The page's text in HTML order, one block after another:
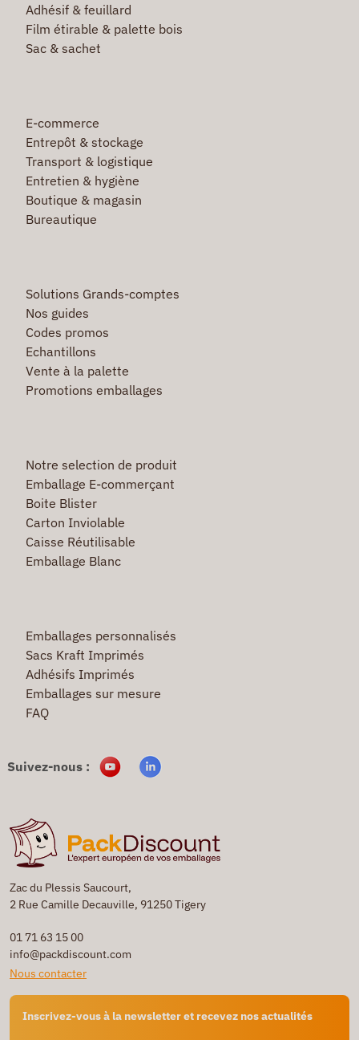
Zac du Plessis Saucourt,
2 Rue Camille Decauville, 91250 Tigery
01 71 63 15 00
info@packdiscount.com
Nous contacter
Inscrivez-vous à la newsletter et recevez nos actualités
Adhésif & feuillard
Film étirable & palette bois
Sac & sachet
E-commerce
Entrepôt & stockage
Transport & logistique
Entretien & hygiène
Boutique & magasin
Bureautique
Solutions Grands-comptes
Nos guides
Codes promos
Echantillons
Vente à la palette
Promotions emballages
Notre selection de produit
Emballage E-commerçant
Boite Blister
Carton Inviolable
Caisse Réutilisable
Emballage Blanc
Emballages personnalisés
Sacs Kraft Imprimés
Adhésifs Imprimés
Emballages sur mesure
FAQ
Suivez-nous :